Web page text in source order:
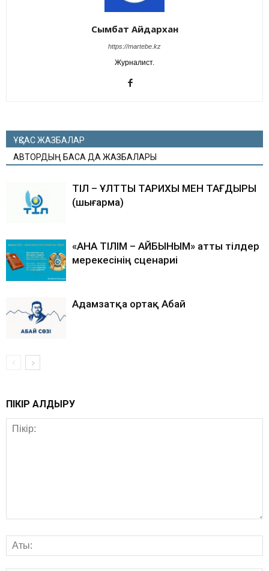
Сымбат Айдархан
https://martebe.kz
Журналист.
ҰҚСАС ЖАЗБАЛАР
АВТОРДЫҢ БАСҚА ДА ЖАЗБАЛАРЫ
ТІЛ – ҰЛТТЫҢ ТАРИХЫ МЕН ТАҒДЫРЫ
(шығарма)
«АНА ТІЛІМ – АЙБЫНЫМ» атты тілдер
мерекесінің сценариі
Адамзатқа ортақ Абай
ПІКІР ҚАЛДЫРУ